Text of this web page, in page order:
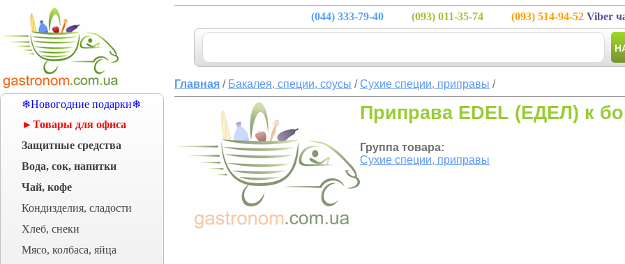
❄Новогодние подарки❄
►Товары для офиса
Защитные средства
Вода, сок, напитки
Чай, кофе
Кондизделия, сладости
Хлеб, снеки
Мясо, колбаса, яйца
(044) 333-79-40 (093) 011-35-74 (093) 514-94-52 Viber
Главная / Бакалея, специи, соусы /Сухие специи, приправы /
Приправа EDEL (ЕДЕЛ) к
Группа товара:
Сухие специи, приправы